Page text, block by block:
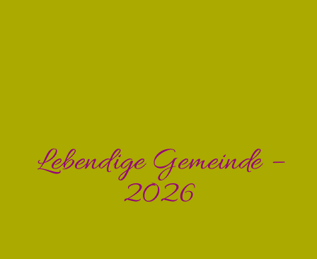
Lebendige Gemeinde –
2026